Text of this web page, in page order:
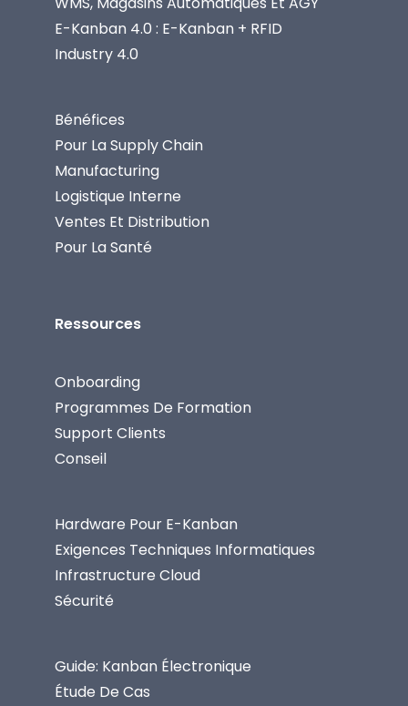
E-Kanban 4.0 : E-Kanban + RFID
Industry 4.0
Bénéfices
Pour La Supply Chain
Manufacturing
Logistique Interne
Ventes Et Distribution
Pour La Santé
Ressources
Onboarding
Programmes De Formation
Support Clients
Conseil
Hardware Pour E-Kanban
Exigences Techniques Informatiques
Infrastructure Cloud
Sécurité
Guide: Kanban Électronique
Étude De Cas